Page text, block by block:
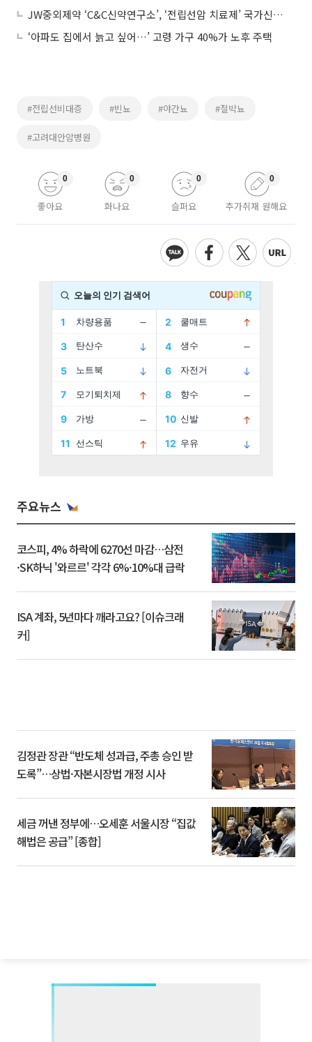
JW중외제약 ‘C&C신약연구소’, ‘전립선암 치료제’ 국가신약개발사업 선정
‘아파도 집에서 늙고 싶어…’ 고령 가구 40%가 노후 주택
#전립선비대증 #빈뇨 #야간뇨 #절박뇨
#고려대안암병원
좋아요
0
화나요
0
슬퍼요
0
추가취재 원해요
0
주요뉴스
코스피, 4% 하락에 6270선 마감…삼전
·SK하닉 '와르르' 각각 6%·10%대 급락
ISA 계좌, 5년마다 깨라고요? [이슈크래
커]
김정관 장관 “반도체 성과급, 주총 승인 받
도록”…상법·자본시장법 개정 시사
세금 꺼낸 정부에…오세훈 서울시장 “집값
해법은 공급” [종합]